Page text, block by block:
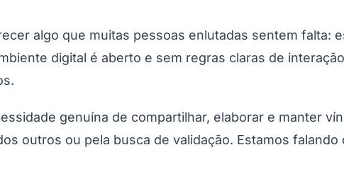
algo que muitas pessoas enlutadas sentem falta:
digital é aberto e sem regras claras de
genuína de compartilhar, elaborar e manter
outros ou pela busca de validação. Estamos